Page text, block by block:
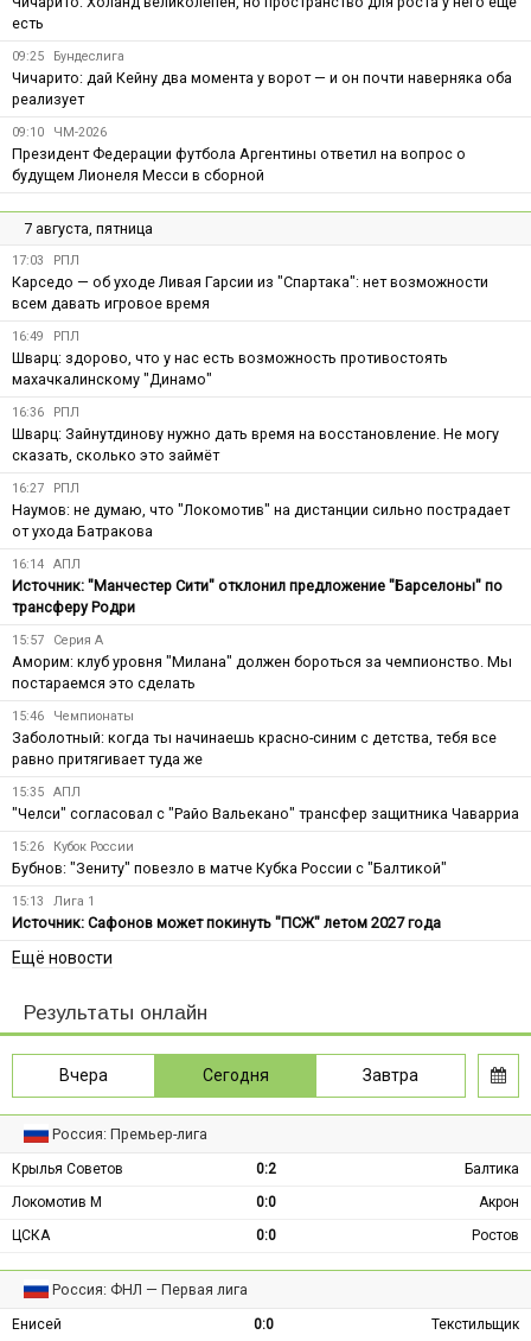
есть
09:25 Бундеслига
Чичарито: дай Кейну два момента у ворот — и он почти наверняка оба
реализует
09:10 ЧМ-2026
Президент Федерации футбола Аргентины ответил на вопрос о
будущем Лионеля Месси в сборной
7 августа, пятница
17:03 РПЛ
Карседо — об уходе Ливая Гарсии из "Спартака": нет возможности
всем давать игровое время
16:49 РПЛ
Шварц: здорово, что у нас есть возможность противостоять
махачкалинскому "Динамо"
16:36 РПЛ
Шварц: Зайнутдинову нужно дать время на восстановление. Не могу
сказать, сколько это займёт
16:27 РПЛ
Наумов: не думаю, что "Локомотив" на дистанции сильно пострадает
от ухода Батракова
16:14 АПЛ
Источник: "Манчестер Сити" отклонил предложение "Барселоны" по
трансферу Родри
15:57 Серия А
Аморим: клуб уровня "Милана" должен бороться за чемпионство. Мы
постараемся это сделать
15:46 Чемпионаты
Заболотный: когда ты начинаешь красно-синим с детства, тебя все
равно притягивает туда же
15:35 АПЛ
"Челси" согласовал с "Райо Вальекано" трансфер защитника Чаварриа
15:26 Кубок России
Бубнов: "Зениту" повезло в матче Кубка России с "Балтикой"
15:13 Лига 1
Источник: Сафонов может покинуть "ПСЖ" летом 2027 года
Ещё новости
Результаты онлайн
Вчера Сегодня Завтра
Россия: Премьер-лига
Крылья Советов 0:2
Балтика
Локомотив М
0:0
Акрон
ЦСКА
0:0 Ростов
Россия: ФНЛ — Первая лига
Енисей 0:0
Текстильщик